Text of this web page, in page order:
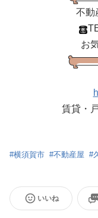
不動
お気
賃貸・
#横須賀市 #不動産屋 #
いいね